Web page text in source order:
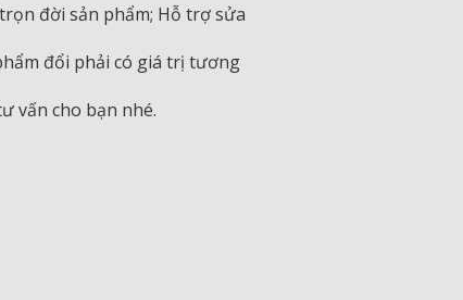
đời sản phẩm; Hỗ trợ sửa
đổi phải có giá trị tương
vấn cho bạn nhé.